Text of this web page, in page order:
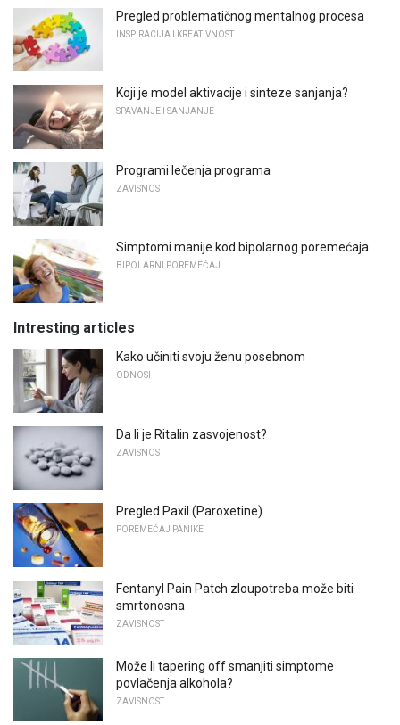
Pregled problematičnog mentalnog procesa
INSPIRACIJA I KREATIVNOST
Koji je model aktivacije i sinteze sanjanja?
SPAVANJE I SANJANJE
Programi lečenja programa
ZAVISNOST
Simptomi manije kod bipolarnog poremećaja
BIPOLARNI POREMEĆAJ
Intresting articles
Kako učiniti svoju ženu posebnom
ODNOSI
Da li je Ritalin zasvojenost?
ZAVISNOST
Pregled Paxil (Paroxetine)
POREMEĆAJ PANIKE
Fentanyl Pain Patch zloupotreba može biti
smrtonosna
ZAVISNOST
Može li tapering off smanjiti simptome
povlačenja alkohola?
ZAVISNOST